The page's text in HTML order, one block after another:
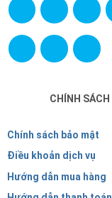
CHÍNH SÁCH
Chính sách bảo mật
Điều khoản dịch vụ
Hướng dẫn mua hàng